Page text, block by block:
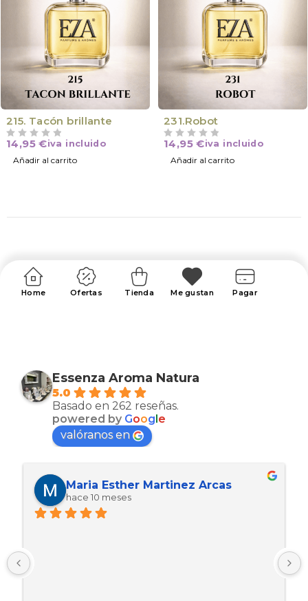
215. Tacón brillante
14,95€iva incluido
Añadir al carrito
231.Robot
14,95€iva incluido
Añadir al carrito
Home Ofertas Tienda Me gustan Pagar
Essenza Aroma Natura
5.0
Basado en 262 reseñas.
powered by Goog e
valóranos en
Maria Esther Martinez Arcas
hace 10 meses